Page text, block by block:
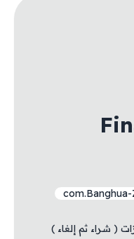
( شراء ثم إلغاء )